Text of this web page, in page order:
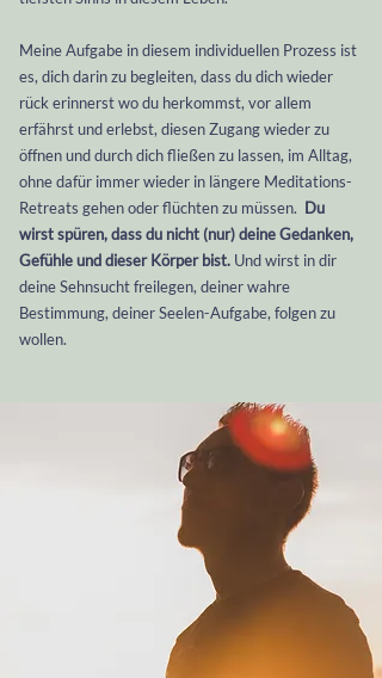
Meine Aufgabe in diesem individuellen Prozess ist
es, dich darin zu begleiten, dass du dich wieder
rück erinnerst wo du herkommst, vor allem
erfährst und erlebst, diesen Zugang wieder zu
öffnen und durch dich fließen zu lassen, im Alltag,
ohne dafür immer wieder in längere Meditations-
Retreats gehen oder flüchten zu müssen. Du
wirst spüren, dass du nicht (nur) deine Gedanken,
Gefühle und dieser Körper bist. Und wirst in dir
deine Sehnsucht freilegen, deiner wahre
Bestimmung, deiner Seelen-Aufgabe, folgen zu
wollen.